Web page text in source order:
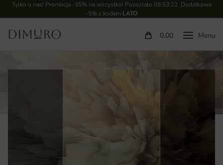
Tylko u nas! Promocja -35% na wszystko! Pozostało 09:53:21. Dodatkowe
-5% z kodem LATO
0.00